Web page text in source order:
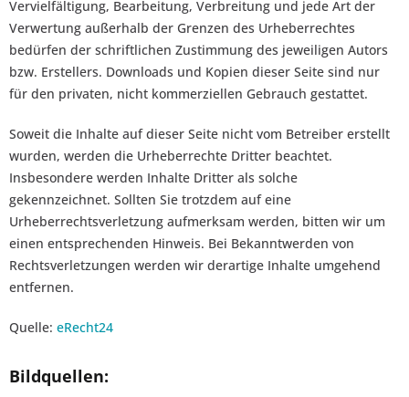
Vervielfältigung, Bearbeitung, Verbreitung und jede Art der
Verwertung außerhalb der Grenzen des Urheberrechtes
bedürfen der schriftlichen Zustimmung des jeweiligen Autors
bzw. Erstellers. Downloads und Kopien dieser Seite sind nur
für den privaten, nicht kommerziellen Gebrauch gestattet.
Soweit die Inhalte auf dieser Seite nicht vom Betreiber erstellt
wurden, werden die Urheberrechte Dritter beachtet.
Insbesondere werden Inhalte Dritter als solche
gekennzeichnet. Sollten Sie trotzdem auf eine
Urheberrechtsverletzung aufmerksam werden, bitten wir um
einen entsprechenden Hinweis. Bei Bekanntwerden von
Rechtsverletzungen werden wir derartige Inhalte umgehend
entfernen.
Quelle: eRecht24
Bildquellen: